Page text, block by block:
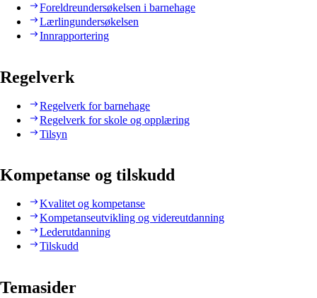
Foreldreundersøkelsen i barnehage
Lærlingundersøkelsen
Innrapportering
Regelverk
Regelverk for barnehage
Regelverk for skole og opplæring
Tilsyn
Kompetanse og tilskudd
Kvalitet og kompetanse
Kompetanseutvikling og videreutdanning
Lederutdanning
Tilskudd
Temasider